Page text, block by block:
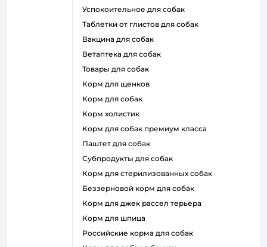
успокоительное для собак
таблетки от глистов для собак
вакцина для собак
ветаптека для собак
товары для собак
корм для щенков
корм для собак
корм холистик
корм для собак премиум класса
паштет для собак
субпродукты для собак
корм для стерилизованных собак
беззерновой корм для собак
корм для джек рассел терьера
корм для шпица
российские корма для собак